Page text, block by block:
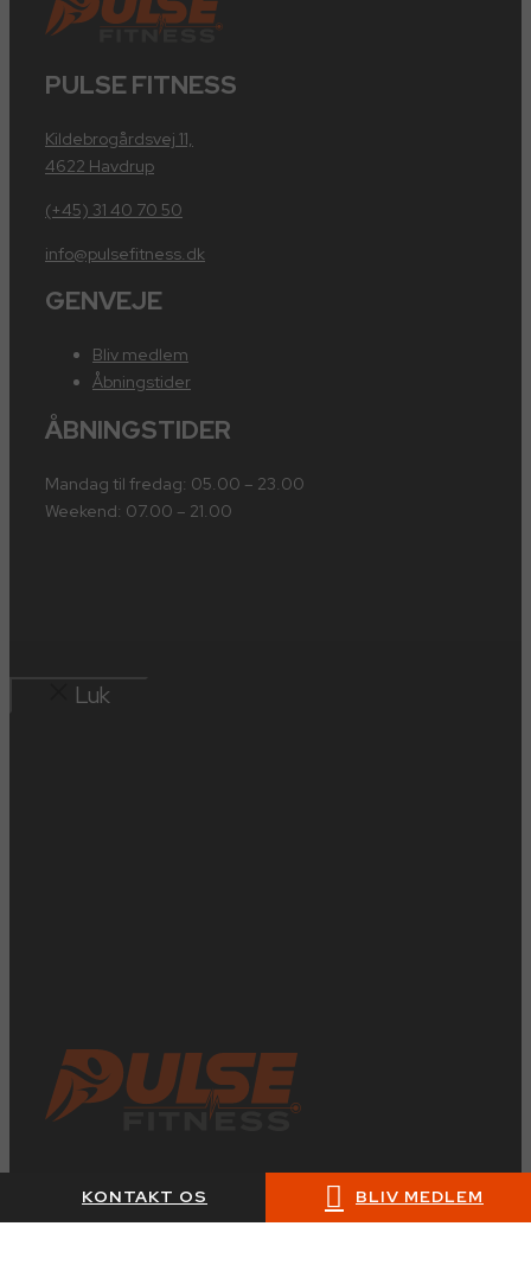
PULSE FITNESS
Kildebrogårdsvej 11,
4622 Havdrup
(+45) 31 40 70 50
info@pulsefitness.dk
GENVEJE
Bliv medlem
Åbningstider
ÅBNINGSTIDER
Mandag til fredag: 05.00 – 23.00
Weekend: 07.00 – 21.00
Luk
KONTAKT OS BLIV MEDLEM